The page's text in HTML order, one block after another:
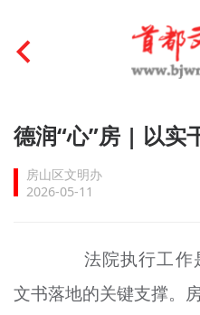
首页
文明创建
未成年人思想道德建设
德润“心”房 | 以实
房山区文明办
2026-05-11
法院执行工作
文书落地的关键支撑。